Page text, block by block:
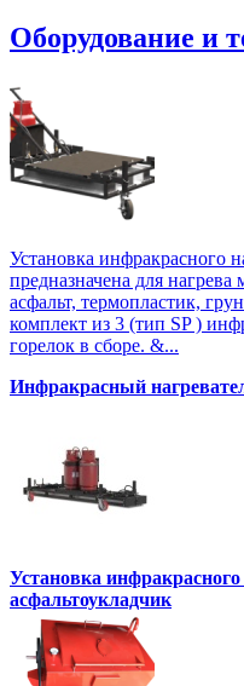
Оборудование и
Установка
предназначена для нагрева
асфальт, термопластик,
комплект из 3 (тип SP )
горелок в сборе. &...
Инфракрасный
Установка инфракрасного
асфальтоукладчик